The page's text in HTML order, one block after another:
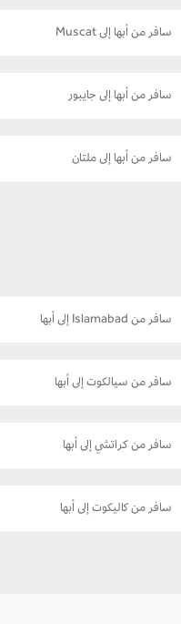
سافر من أبها إلى Muscat
سافر من أبها إلى جايبور
سافر من أبها إلى ملتان
سافر من Islamabad إلى أبها
سافر من سيالكوت إلى أبها
سافر من كراتشي إلى أبها
سافر من كاليكوت إلى أبها